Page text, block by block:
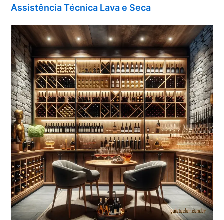
Assistência Técnica Lava e Seca